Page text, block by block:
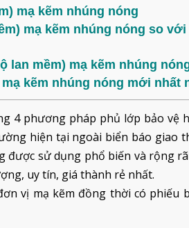
mạ kẽm nhúng nóng
mạ kẽm nhúng nóng so
lan mềm) mạ kẽm nhúng
kẽm nhúng nóng mới nhất
4 phương pháp phủ lớp bảo vệ
hiện tại ngoài biển báo giao
được sử dụng phổ biến và rộng
uy tín, giá thành rẻ nhất.
vị mạ kẽm đồng thời có phiếu